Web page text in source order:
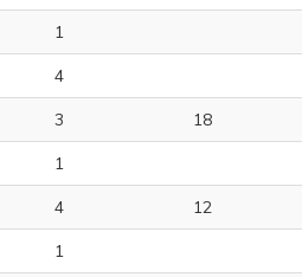
1
4
3 18
1
4 12
1